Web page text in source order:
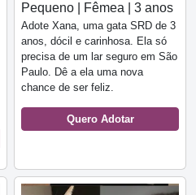
Pequeno | Fêmea | 3 anos
Adote Xana, uma gata SRD de 3
anos, dócil e carinhosa. Ela só
precisa de um lar seguro em São
Paulo. Dê a ela uma nova
chance de ser feliz.
Quero Adotar